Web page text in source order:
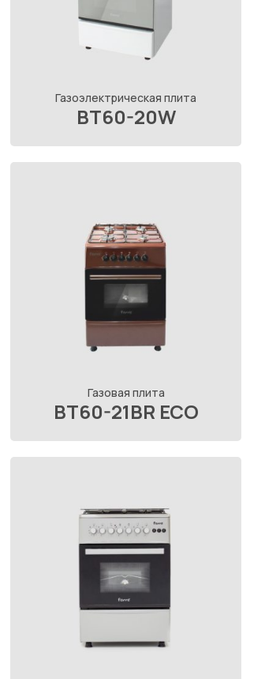
Газоэлектрическая плита
BT60-20W
Газовая плита
BT60-21BR ECO